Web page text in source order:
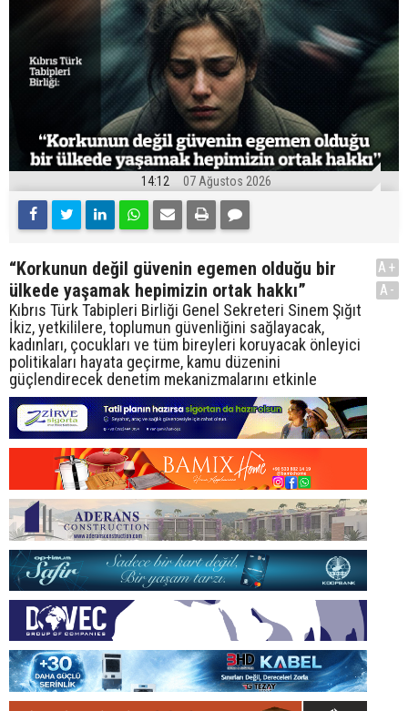
14:12 07 Ağustos 2026
“Korkunun değil güvenin egemen olduğu bir
ülkede yaşamak hepimizin ortak hakkı”
Kıbrıs Türk Tabipleri Birliği Genel Sekreteri Sinem Şığıt
İkiz, yetkililere, toplumun güvenliğini sağlayacak,
kadınları, çocukları ve tüm bireyleri koruyacak önleyici
politikaları hayata geçirme, kamu düzenini
güçlendirecek denetim mekanizmalarını etkinle
A+
A-